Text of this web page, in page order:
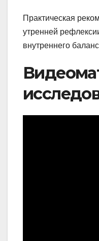
Практическая
утренней
внутреннего